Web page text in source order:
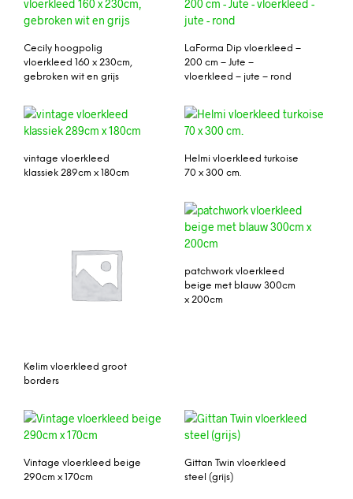
Cecily hoogpolig
vloerkleed 160 x 230cm,
gebroken wit en grijs
LaForma Dip vloerkleed –
200 cm – Jute –
vloerkleed – jute – rond
vintage vloerkleed
klassiek 289cm x 180cm
Helmi vloerkleed turkoise
70 x 300 cm.
Kelim vloerkleed groot
borders
patchwork vloerkleed
beige met blauw 300cm
x 200cm
Vintage vloerkleed beige
290cm x 170cm
Gittan Twin vloerkleed
steel (grijs)